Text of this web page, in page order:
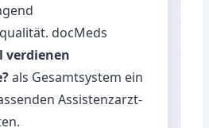
docMeds
verdienen
als Gesamtsystem ein
Assistenzarzt-